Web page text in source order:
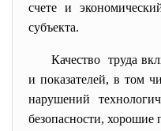
счете и
субъекта.
Качество труда
и показателей, в том
нарушений
безопасности, хорошие